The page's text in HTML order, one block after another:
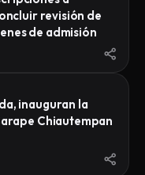
revisión de
de admisión
inauguran la
Chiautempan